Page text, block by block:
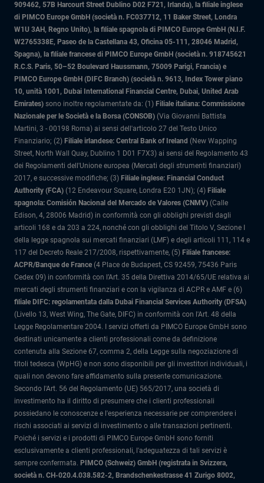
909462, 57B Harcourt Street Dublino D02 F721, Irlanda), la filiale inglese
di PIMCO Europe GmbH (società n. FC037712, 11 Baker Street, Londra
W1U 3AH, Regno Unito), la filiale spagnola di PIMCO Europe GmbH (N.I.F.
W2765338E, Paseo de la Castellana 43, Oficina 05-111, 28046 Madrid,
Spagna), la filiale francese di PIMCO Europe GmbH (società n. 918745621
R.C.S. Paris, 50–52 Boulevard Haussmann, 75009 Parigi, Francia) e
PIMCO Europe GmbH (DIFC Branch) (società n. 9613, Index Tower piano
10, unità 1001, Dubai International Financial Centre, Dubai, United Arab
Emirates) sono inoltre regolamentate da: (1) Filiale italiana: Commissione
Nazionale per le Società e la Borsa (CONSOB) (Via Giovanni Battista
Martini, 3 - 00198 Roma) ai sensi dell'articolo 27 del Testo Unico
Finanziario; (2) Filiale irlandese: Central Bank of Ireland (New Wapping
Street, North Wall Quay, Dublino 1 D01 F7X3) ai sensi del Regolamento 43
dei Regolamenti dell'Unione europea (Mercati degli strumenti finanziari)
2017, e successive modifiche; (3) Filiale inglese: Financial Conduct
Authority (FCA) (12 Endeavour Square, Londra E20 1JN); (4) Filiale
spagnola: Comisión Nacional del Mercado de Valores (CNMV) (Calle
Edison, 4, 28006 Madrid) in conformità con gli obblighi previsti dagli
articoli 168 e da 203 a 224, nonché con gli obblighi del Titolo V, Sezione I
della legge spagnola sui mercati finanziari (LMF) e degli articoli 111, 114 e
117 del Decreto Reale 217/2008, rispettivamente, (5) Filiale francese:
ACPR/Banque de France (4 Place de Budapest, CS 92459, 75436 Paris
Cedex 09) in conformità con l’Art. 35 della Direttiva 2014/65/UE relativa ai
mercati degli strumenti finanziari e con la vigilanza di ACPR e AMF e (6)
filiale DIFC: regolamentata dalla Dubai Financial Services Authority (DFSA)
(Livello 13, West Wing, The Gate, DIFC) in conformità con l'Art. 48 della
Legge Regolamentare 2004. I servizi offerti da PIMCO Europe GmbH sono
destinati unicamente a clienti professionali come da definizione
contenuta alla Sezione 67, comma 2, della Legge sulla negoziazione di
titoli tedesca (WpHG) e non sono disponibili per gli investitori individuali, i
quali non devono fare affidamento sulla presente comunicazione.
Secondo l'Art. 56 del Regolamento (UE) 565/2017, una società di
investimento ha il diritto di presumere che i clienti professionali
possiedano le conoscenze e l'esperienza necessarie per comprendere i
rischi associati ai servizi di investimento o alle transazioni pertinenti.
Poiché i servizi e i prodotti di PIMCO Europe GmbH sono forniti
esclusivamente a clienti professionali, l'adeguatezza di tali servizi è
sempre confermata. PIMCO (Schweiz) GmbH (registrata in Svizzera,
società n. CH-020.4.038.582-2, Brandschenkestrasse 41 Zurigo 8002,